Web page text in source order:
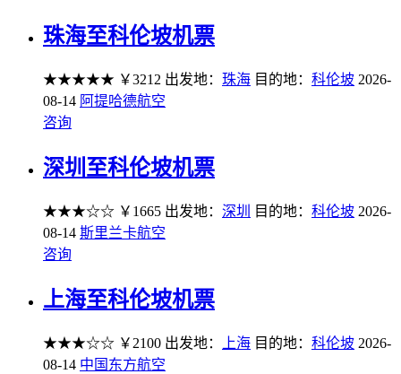
珠海至科伦坡机票
★★★★★ ￥3212 出发地： 珠海 目的地： 科伦坡 2026-
08-14 阿提哈德航空
咨询
深圳至科伦坡机票
★★★☆☆ ￥1665 出发地： 深圳 目的地： 科伦坡 2026-
08-14 斯里兰卡航空
咨询
上海至科伦坡机票
★★★☆☆ ￥2100 出发地： 上海 目的地： 科伦坡 2026-
08-14 中国东方航空